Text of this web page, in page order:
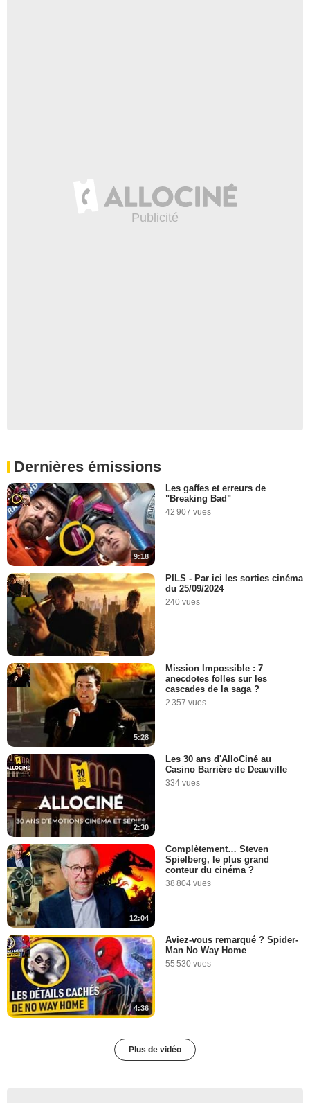
Dernières émissions
9:18
Les gaffes et erreurs de
"Breaking Bad"
42 907 vues
PILS - Par ici les sorties cinéma
du 25/09/2024
240 vues
5:28
Mission Impossible : 7
anecdotes folles sur les
cascades de la saga ?
2 357 vues
2:30
Les 30 ans d'AlloCiné au
Casino Barrière de Deauville
334 vues
12:04
Complètement… Steven
Spielberg, le plus grand
conteur du cinéma ?
38 804 vues
4:36
Aviez-vous remarqué ? Spider-
Man No Way Home
55 530 vues
Plus de vidéo